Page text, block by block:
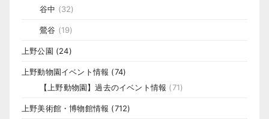
谷中 (32)
鶯谷 (19)
上野公園 (24)
上野動物園イベント情報 (74)
【上野動物園】過去のイベント情報 (71)
上野美術館・博物館情報 (712)